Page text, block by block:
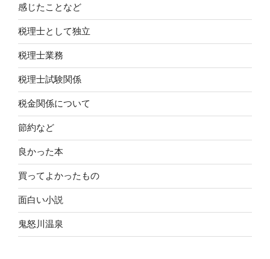
感じたことなど
税理士として独立
税理士業務
税理士試験関係
税金関係について
節約など
良かった本
買ってよかったもの
面白い小説
鬼怒川温泉